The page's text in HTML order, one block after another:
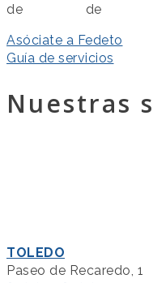
de
de
Asóciate a Fedeto
Guía de servicios
Nuestras
TOLEDO
Paseo de Recaredo, 1